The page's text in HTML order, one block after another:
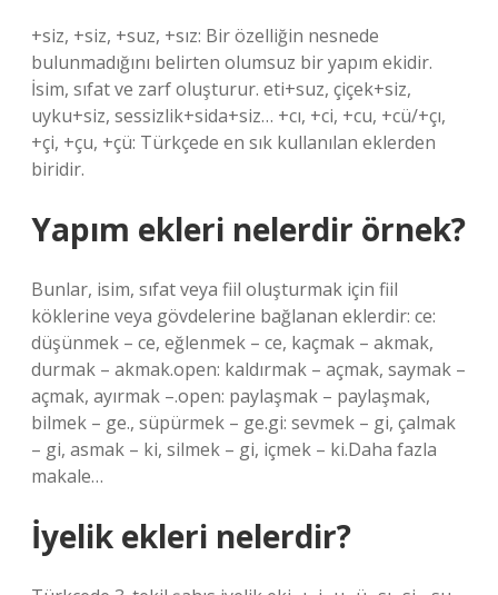
+siz, +siz, +suz, +sız: Bir özelliğin nesnede
bulunmadığını belirten olumsuz bir yapım ekidir.
İsim, sıfat ve zarf oluşturur. eti+suz, çiçek+siz,
uyku+siz, sessizlik+sida+siz… +cı, +ci, +cu, +cü/+çı,
+çi, +çu, +çü: Türkçede en sık kullanılan eklerden
biridir.
Yapım ekleri nelerdir örnek?
Bunlar, isim, sıfat veya fiil oluşturmak için fiil
köklerine veya gövdelerine bağlanan eklerdir: ce:
düşünmek – ce, eğlenmek – ce, kaçmak – akmak,
durmak – akmak.open: kaldırmak – açmak, saymak –
açmak, ayırmak –.open: paylaşmak – paylaşmak,
bilmek – ge., süpürmek – ge.gi: sevmek – gi, çalmak
– gi, asmak – ki, silmek – gi, içmek – ki.Daha fazla
makale…
İyelik ekleri nelerdir?